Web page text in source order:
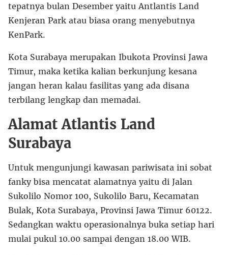
tepatnya bulan Desember yaitu Antlantis Land
Kenjeran Park atau biasa orang menyebutnya
KenPark.
Kota Surabaya merupakan Ibukota Provinsi Jawa
Timur, maka ketika kalian berkunjung kesana
jangan heran kalau fasilitas yang ada disana
terbilang lengkap dan memadai.
Alamat Atlantis Land
Surabaya
Untuk mengunjungi kawasan pariwisata ini sobat
fanky bisa mencatat alamatnya yaitu di Jalan
Sukolilo Nomor 100, Sukolilo Baru, Kecamatan
Bulak, Kota Surabaya, Provinsi Jawa Timur 60122.
Sedangkan waktu operasionalnya buka setiap hari
mulai pukul 10.00 sampai dengan 18.00 WIB.